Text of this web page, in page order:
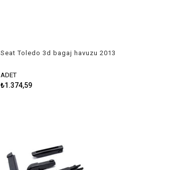
Seat Toledo 3d bagaj havuzu 2013
ADET
₺1.374,59